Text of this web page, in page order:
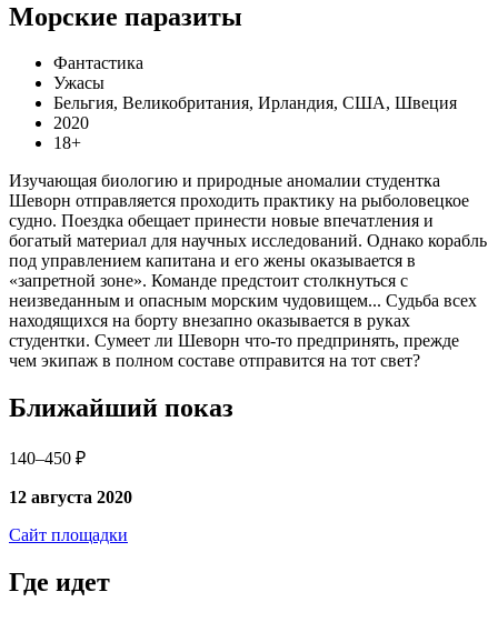
Морские паразиты
Фантастика
Ужасы
Бельгия, Великобритания, Ирландия, США, Швеция
2020
18+
Изучающая биологию и природные аномалии студентка
Шеворн отправляется проходить практику на рыболовецкое
судно. Поездка обещает принести новые впечатления и
богатый материал для научных исследований. Однако корабль
под управлением капитана и его жены оказывается в
«запретной зоне». Команде предстоит столкнуться с
неизведанным и опасным морским чудовищем... Судьба всех
находящихся на борту внезапно оказывается в руках
студентки. Сумеет ли Шеворн что-то предпринять, прежде
чем экипаж в полном составе отправится на тот свет?
Ближайший показ
140–450 ₽
12 августа 2020
Сайт площадки
Где идет